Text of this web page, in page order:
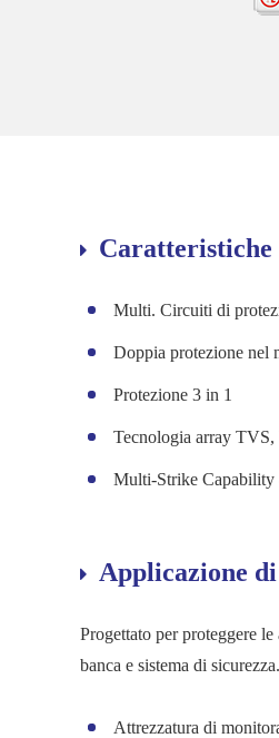
Multi. Circuiti di
Doppia protezione nel
Protezione 3 in 1
Tecnologia array TVS,
Multi-Strike Capability
Applicazione
Progettato per proteggere
banca e sistema di sicurezza.
Attrezzatura di